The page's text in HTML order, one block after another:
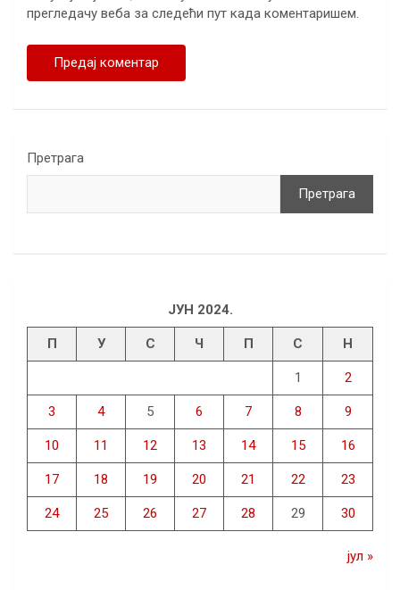
прегледачу веба за следећи пут када коментаришем.
Претрага
Претрага
ЈУН 2024.
П У С Ч П С Н
1 2
3 4 5 6 7 8 9
10 11 12 13 14 15 16
17 18 19 20 21 22 23
24 25 26 27 28 29 30
јул »